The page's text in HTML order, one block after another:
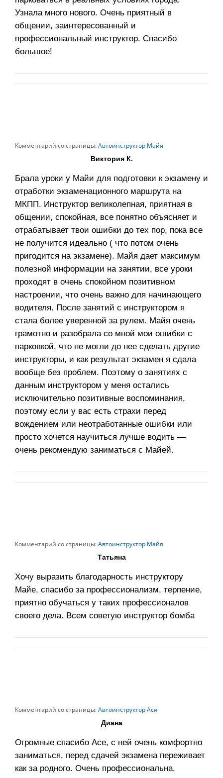
Узнала много нового. Очень приятный в
общении, заинтересованный и
профессиональный инструктор. Спасибо
большое!
Комментарий со страницы:Автоинструктор Майя
Виктория К.
Брала уроки у Майи для подготовки к экзамену и
отработки экзаменационного маршрута на
МКПП. Инструктор великолепная, приятная в
общении, спокойная, все понятно объясняет и
отрабатывает твои ошибки до тех пор, пока все
не получится идеально ( что потом очень
пригодится на экзамене). Майя дает максимум
полезной информации на занятии, все уроки
проходят в очень спокойном позитивном
настроении, что очень важно для начинающего
водителя. После занятий с инструктором я
стала более уверенной за рулем. Майя очень
грамотно и разобрала со мной мои ошибки с
парковкой, что не могли до нее сделать другие
инструкторы, и как результат экзамен я сдала
вообще без проблем. Поэтому о занятиях с
данным инструктором у меня остались
исключительно позитивные воспоминания,
поэтому если у вас есть страхи перед
вождением или неотработанные ошибки или
просто хочется научиться лучше водить —
очень рекомендую заниматься с Майей.
Комментарий со страницы:Автоинструктор Майя
Татьяна
Хочу выразить благодарность инструктору
Майе, спасибо за профессионализм, терпение,
приятно обучаться у таких профессионалов
своего дела. Всем советую инструктор бомба
Комментарий со страницы:Автоинструктор Ася
Диана
Огромные спасибо Асе, с ней очень комфортно
заниматься, перед сдачей экзамена переживает
как за родного. Очень профессиональна,